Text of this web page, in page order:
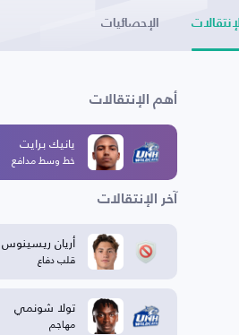
الإنتقالات الإحصائيات
أهم الإنتقالات
يانيك برايت
خط وسط مدافع
آخر الإنتقالات
أريان ريسينوس
قلب دفاع
تولا شونمي
مهاجم